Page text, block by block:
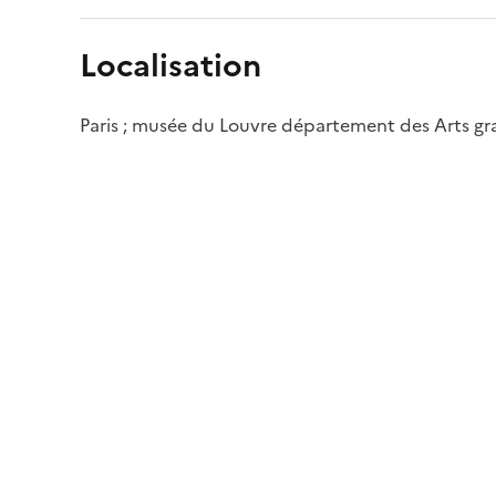
Localisation
Paris ; musée du Louvre département des Arts